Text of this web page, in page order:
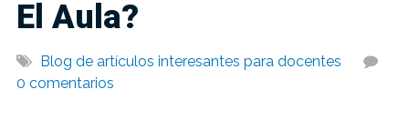
El Aula?
Blog de artículos interesantes para docentes
0 comentarios